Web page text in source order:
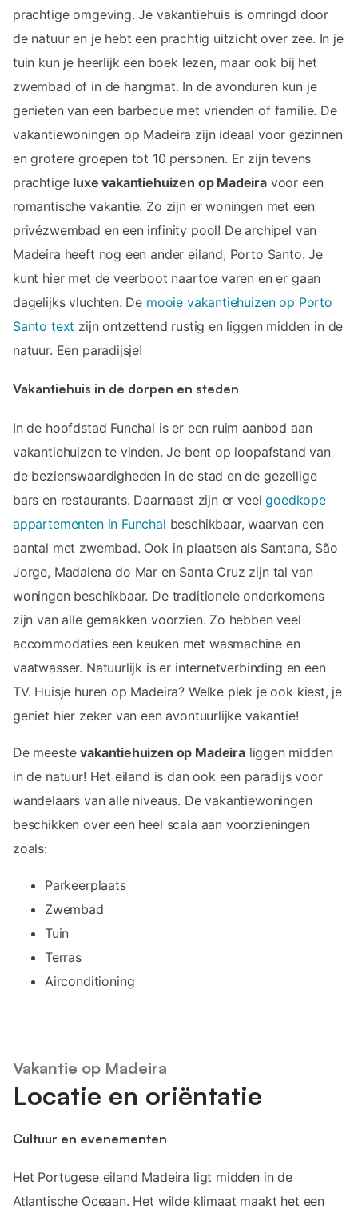
prachtige omgeving. Je vakantiehuis is omringd door
de natuur en je hebt een prachtig uitzicht over zee. In je
tuin kun je heerlijk een boek lezen, maar ook bij het
zwembad of in de hangmat. In de avonduren kun je
genieten van een barbecue met vrienden of familie. De
vakantiewoningen op Madeira zijn ideaal voor gezinnen
en grotere groepen tot 10 personen. Er zijn tevens
prachtige luxe vakantiehuizen op Madeiravoor een
romantische vakantie. Zo zijn er woningen met een
privézwembad en een infinity pool! De archipel van
Madeira heeft nog een ander eiland, Porto Santo. Je
kunt hier met de veerboot naartoe varen en er gaan
dagelijks vluchten. De mooie vakantiehuizen op Porto
Santo text zijn ontzettend rustig en liggen midden in de
natuur. Een paradijsje!
Vakantiehuis in de dorpen en steden
In de hoofdstad Funchal is er een ruim aanbod aan
vakantiehuizen te vinden. Je bent op loopafstand van
de bezienswaardigheden in de stad en de gezellige
bars en restaurants. Daarnaast zijn er veelgoedkope
appartementen in Funchal beschikbaar, waarvan een
aantal met zwembad. Ook in plaatsen als Santana, São
Jorge, Madalena do Mar en Santa Cruz zijn tal van
woningen beschikbaar. De traditionele onderkomens
zijn van alle gemakken voorzien. Zo hebben veel
accommodaties een keuken met wasmachine en
vaatwasser. Natuurlijk is er internetverbinding en een
TV. Huisje huren op Madeira? Welke plek je ook kiest, je
geniet hier zeker van een avontuurlijke vakantie!
De meestevakantiehuizen op Madeiraliggen midden
in de natuur! Het eiland is dan ook een paradijs voor
wandelaars van alle niveaus. De vakantiewoningen
beschikken over een heel scala aan voorzieningen
zoals:
Parkeerplaats
Zwembad
Tuin
Terras
Airconditioning
Vakantie op Madeira
Locatie en oriëntatie
Cultuur en evenementen
Het Portugese eiland Madeira ligt midden in de
Atlantische Oceaan. Het wilde klimaat maakt het een